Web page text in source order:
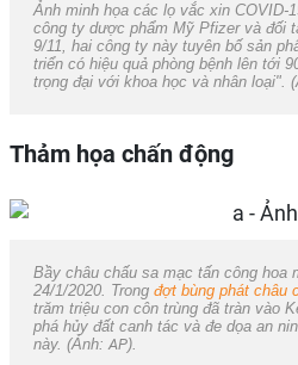
Ảnh minh họa các lọ vắc xin COVID-
công ty dược phẩm Mỹ Pfizer và đối
9/11, hai công ty này tuyên bố sản
triển có hiệu quả phòng bệnh lên tới
trọng đại với khoa học và nhân loại".
Thảm họa chấn động
Bầy châu chấu sa mạc tấn công hoa
24/1/2020. Trong đợt bùng phát châu
trăm triệu con côn trùng đã tràn vào
phá hủy đất canh tác và đe dọa an
này. (Ảnh:AP).